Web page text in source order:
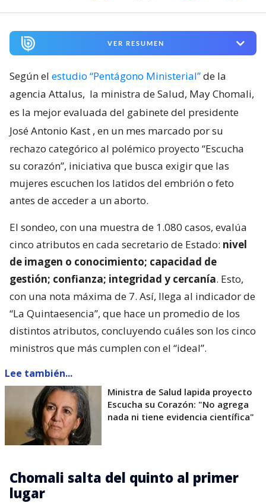
VER RESUMEN
Según el estudio “Pentágono Ministerial”de la
agencia Attalus, la ministra de Salud, May Chomali,
es la mejor evaluada del gabinete del presidente
José Antonio Kast , en un mes marcado por su
rechazo categórico al polémico proyecto “Escucha
su corazón”, iniciativa que busca exigir que las
mujeres escuchen los latidos del embrión o feto
antes de acceder a un aborto.
El sondeo, con una muestra de 1.080 casos, evalúa
cinco atributos en cada secretario de Estado: nivel
de imagen o conocimiento; capacidad de
gestión; confianza; integridad y cercanía. Esto,
con una nota máxima de 7. Así, llega al indicador de
“La Quintaesencia”, que hace un promedio de los
distintos atributos, concluyendo cuáles son los cinco
ministros que más cumplen con el “ideal”.
Lee también...
Ministra de Salud lapida proyecto
Escucha su Corazón: "No agrega
nada ni tiene evidencia científica"
Chomali salta del quinto al primer
lugar